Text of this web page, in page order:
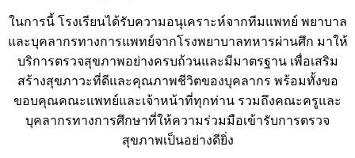
ในการนี้ โรงเรียนได้รับความอนุเคราะห์จากทีมแพทย์ พยาบาล
และบุคลากรทางการแพทย์จากโรงพยาบาลทหารผ่านศึก มาให้
บริการตรวจสุขภาพอย่างครบถ้วนและมีมาตรฐาน เพื่อเสริม
สร้างสุขภาวะที่ดีและคุณภาพชีวิตของบุคลากร พร้อมทั้งขอ
ขอบคุณคณะแพทย์และเจ้าหน้าที่ทุกท่าน รวมถึงคณะครูและ
บุคลากรทางการศึกษาที่ให้ความร่วมมือเข้ารับการตรวจ
สุขภาพเป็นอย่างดียิ่ง